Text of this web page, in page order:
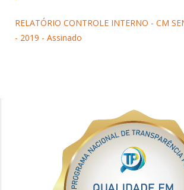
RELATÓRIO CONTROLE INTERNO - CM
- 2019 - Assinado